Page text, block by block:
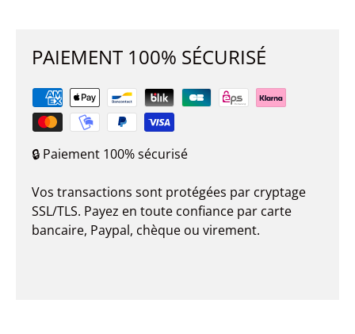
PAIEMENT 100% SÉCURISÉ
🔒 Paiement 100% sécurisé
Vos transactions sont protégées par cryptage
SSL/TLS. Payez en toute confiance par carte
bancaire, Paypal, chèque ou virement.